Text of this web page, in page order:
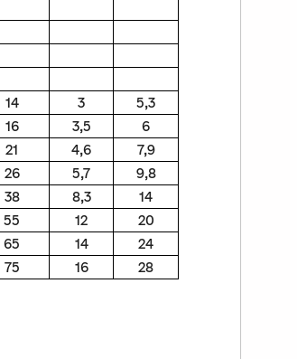
14 3
5,3
16 3,5
6
21 4,6
7,9
26 5,7
9,8
38 8,3
14
55 12
20
65 14
24
75 16 28